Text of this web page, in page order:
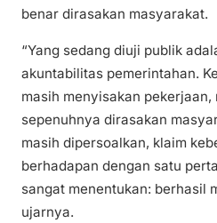
benar dirasakan masyarakat.
“Yang sedang diuji publik
akuntabilitas pemerintahan.
masih menyisakan
sepenuhnya dirasakan
masih dipersoalkan, klaim
berhadapan dengan satu
sangat menentukan: berhasil
ujarnya.